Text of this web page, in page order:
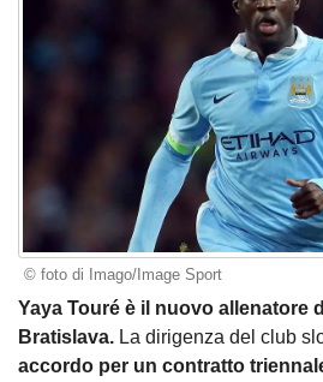
© foto di Imago/Image Sport
Yaya Touré è il nuovo allenatore
Bratislava. La dirigenza del club
accordo per un contratto